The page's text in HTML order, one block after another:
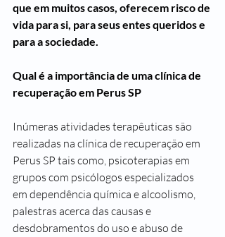
que em muitos casos, oferecem risco de
vida para si, para seus entes queridos e
para a sociedade.
Qual é a importância de uma clínica de
recuperação em Perus SP
Inúmeras atividades terapêuticas são
realizadas na clínica de recuperação em
Perus SP tais como, psicoterapias em
grupos com psicólogos especializados
em dependência química e alcoolismo,
palestras acerca das causas e
desdobramentos do uso e abuso de